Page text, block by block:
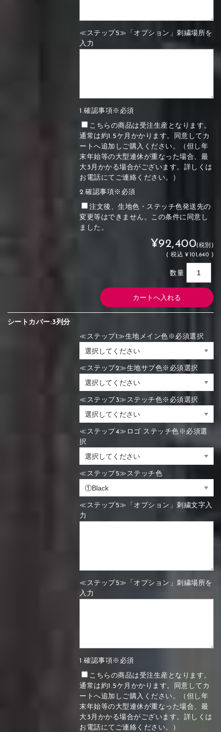
≪ステップ5≫「オプション」刺繍場所を
入力
1.確認事項※必須
こちらの商品は受注生産となります。
通常は約1.5ケ月かかります。同意してカ
ートへ追加しご購入ください。（但し年
末年始等の大型連休が重なった場合、最
大3月かかる場合がございます。詳しくは
お電話にてご連絡ください。）
2.確認事項※必須
注文後、生地色・ステッチ色発送先の
変更等はできません。この条件に同意し
ました。
¥92,400(税別)
(税込 ¥101,640 )
数量
シートカバー:3列分
≪ステップ1≫生地メイン色※必須選択
≪ステップ2≫生地サブ色※必須選択
≪ステップ3≫ステッチ色※必須選択
≪ステップ4≫ロゴ ステッチ色※必須選
択
≪ステップ5≫ステッチ色
≪ステップ5≫「オプション」刺繍文字入
力
≪ステップ5≫「オプション」刺繍場所を
入力
1.確認事項※必須
こちらの商品は受注生産となります。
通常は約1.5ケ月かかります。同意してカ
ートへ追加しご購入ください。（但し年
末年始等の大型連休が重なった場合、最
大3月かかる場合がございます。詳しくは
お電話にてご連絡ください。）